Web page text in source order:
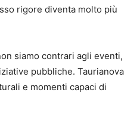
rigore diventa molto più
siamo contrari agli eventi,
pubbliche. Taurianova
e momenti capaci di